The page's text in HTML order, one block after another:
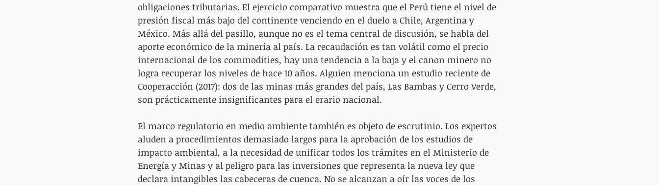
obligaciones tributarias. El ejercicio comparativo muestra que el Perú tiene el nivel de
presión fiscal más bajo del continente venciendo en el duelo a Chile, Argentina y
México. Más allá del pasillo, aunque no es el tema central de discusión, se habla del
aporte económico de la minería al país. La recaudación es tan volátil como el precio
internacional de los commodities, hay una tendencia a la baja y el canon minero no
logra recuperar los niveles de hace 10 años. Alguien menciona un estudio reciente de
Cooperacción (2017): dos de las minas más grandes del país, Las Bambas y Cerro Verde,
son prácticamente insignificantes para el erario nacional.
El marco regulatorio en medio ambiente también es objeto de escrutinio. Los expertos
aluden a procedimientos demasiado largos para la aprobación de los estudios de
impacto ambiental, a la necesidad de unificar todos los trámites en el Ministerio de
Energía y Minas y al peligro para las inversiones que representa la nueva ley que
declara intangibles las cabeceras de cuenca. No se alcanzan a oír las voces de los